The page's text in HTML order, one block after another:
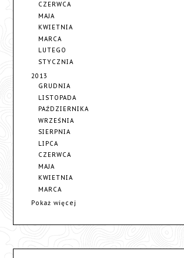
CZERWCA
MAJA
KWIETNIA
MARCA
LUTEGO
STYCZNIA
2013
GRUDNIA
LISTOPADA
PAŹDZIERNIKA
WRZEŚNIA
SIERPNIA
LIPCA
CZERWCA
MAJA
KWIETNIA
MARCA
Pokaż więcej